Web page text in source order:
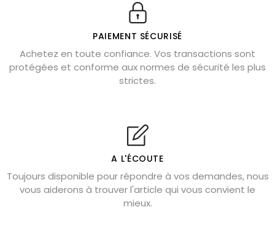
Véritable citrine naturelle non chauffée
Où placer la citrine dans la maison
Cornaline : propriétés magiques
Capricorne : quelles pierres choisir
Shungite : purification et protection
Bagues en labradorite argent 925
Lapis lazuli : propriétés et précautions
Citrine : propriétés magiques
PAIEMENT SÉCURISÉ
Achetez en toute confiance. Vos transactions sont
protégées et conforme aux normes de sécurité les plus
strictes.
A L'ÉCOUTE
Toujours disponible pour répondre à vos demandes, nous
vous aiderons à trouver l'article qui vous convient le
mieux.